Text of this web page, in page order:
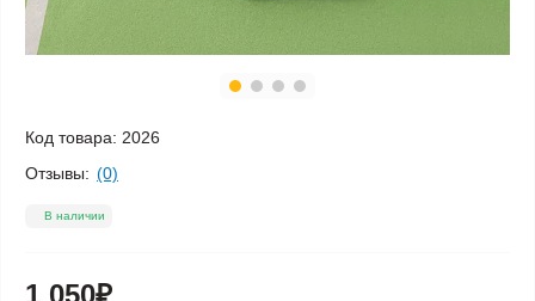
Код товара: 2026
Отзывы: (0)
В наличии